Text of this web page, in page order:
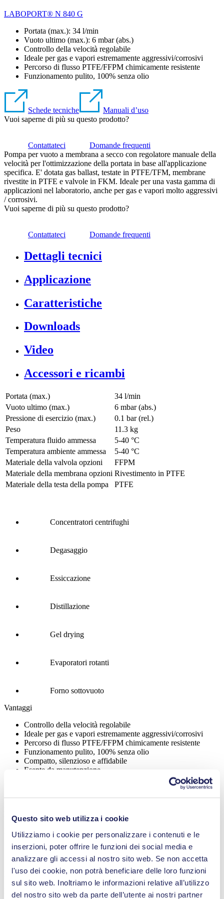
Questo sito web utilizza i cookie
Utilizziamo i cookie per personalizzare i contenuti e le
inserzioni, poter offrire le funzioni dei social media e
analizzare gli accessi al nostro sito web. Se non accetta
l'uso dei cookie, non potrà beneficiare delle loro funzioni
sul sito web. Inoltriamo le informazioni relative all’utilizzo
del nostro sito web da parte dell’utente ai nostri partner
LABOPORT® N 840 G
Portata (max.): 34 l/min
Vuoto ultimo (max.): 6 mbar (abs.)
Controllo della velocità regolabile
Ideale per gas e vapori estremamente aggressivi/corrosivi
Percorso di flusso PTFE/FFPM chimicamente resistente
Funzionamento pulito, 100% senza olio
Schede tecniche
Manuali d’uso
Vuoi saperne di più su questo prodotto?
Contattateci
Domande frequenti
Pompa per vuoto a membrana a secco con regolatore manuale della
velocità per l'ottimizzazione della portata in base all'applicazione
specifica. E' dotata gas ballast, testate in PTFE/TFM, membrane
rivestite in PTFE e valvole in FKM. Ideale per una vasta gamma di
applicazioni nel laboratorio, anche per gas e vapori molto aggressivi
/ corrosivi.
Vuoi saperne di più su questo prodotto?
Contattateci Domande frequenti
Dettagli tecnici
Applicazione
Caratteristiche
Downloads
Video
Accessori e ricambi
Portata (max.)
34 l/min
Vuoto ultimo (max.)
6 mbar (abs.)
Pressione di esercizio (max.)
0.1 bar (rel.)
Peso
11.3 kg
Temperatura fluido ammessa
5-40 °C
Temperatura ambiente ammessa
5-40 °C
Materiale della valvola opzioni
FFPM
Materiale della membrana opzioni Rivestimento in PTFE
Materiale della testa della pompa
PTFE
Concentratori centrifughi
Degasaggio
Essiccazione
Distillazione
Gel drying
Evaporatori rotanti
Forno sottovuoto
Vantaggi
Controllo della velocità regolabile
Ideale per gas e vapori estremamente aggressivi/corrosivi
Percorso di flusso PTFE/FFPM chimicamente resistente
Funzionamento pulito, 100% senza olio
Compatto, silenzioso e affidabile
Esente da manutenzione
Ingombro ridotto per risparmiare spazio prezioso in
Datasheet LABOPORT® N 840 G CN
PDF (837 KB) - Schede tecniche - Inglese
Manuali d’uso LABOPORT® N 840 G CN
PDF (2 MB) - Manuali d’uso - Italiano